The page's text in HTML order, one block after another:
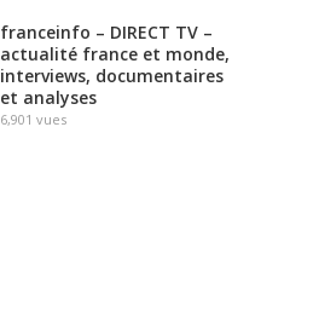
franceinfo – DIRECT TV –
actualité france et monde,
interviews, documentaires
et analyses
6,901 vues